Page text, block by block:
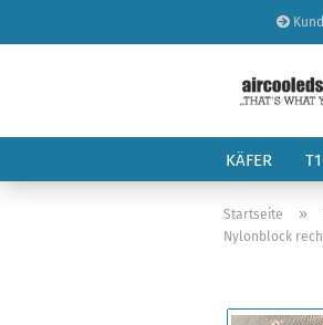
KÄFER
Startseite »
Nylonblock